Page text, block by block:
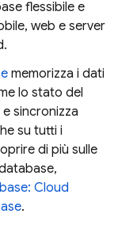
flessibile e
web e server
.
memorizza i dati
lo stato del
sincronizza
su tutti i
di più sulle
Cloud
.